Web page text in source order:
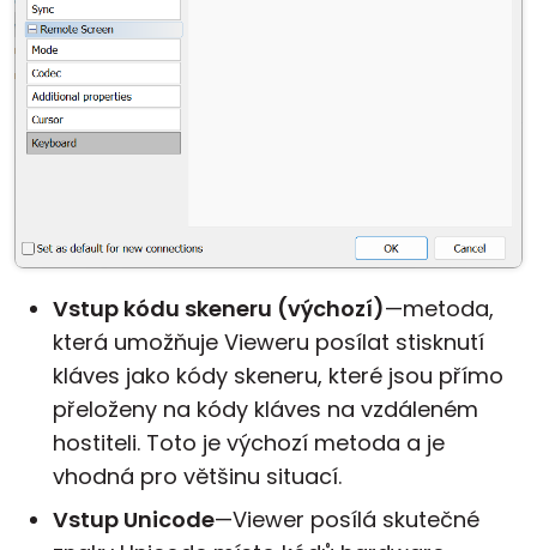
Vstup kódu skeneru (výchozí)—metoda,
která umožňuje Vieweru posílat stisknutí
kláves jako kódy skeneru, které jsou přímo
přeloženy na kódy kláves na vzdáleném
hostiteli. Toto je výchozí metoda a je
vhodná pro většinu situací.
Vstup Unicode—Viewer posílá skutečné